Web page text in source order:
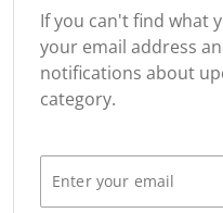
If you can't find what
your email address
notifications about
category.